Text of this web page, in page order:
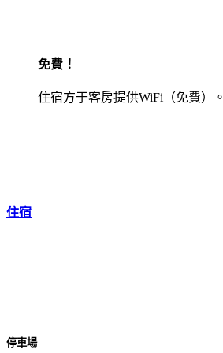
免費！
住宿方于客房提供WiFi（免費）。
住宿
停車場